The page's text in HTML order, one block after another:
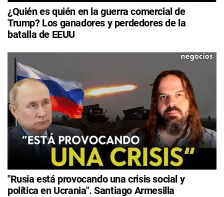
¿Quién es quién en la guerra comercial de
Trump? Los ganadores y perdedores de la
batalla de EEUU
"Rusia está provocando una crisis social y
política en Ucrania". Santiago Armesilla